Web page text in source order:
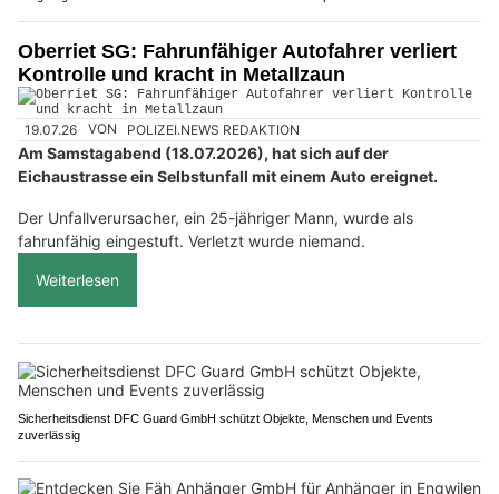
Oberriet SG: Fahrunfähiger Autofahrer verliert
Kontrolle und kracht in Metallzaun
19.07.26 VON POLIZEI.NEWS REDAKTION
Am Samstagabend (18.07.2026), hat sich auf der
Eichaustrasse ein Selbstunfall mit einem Auto ereignet.
Der Unfallverursacher, ein 25-jähriger Mann, wurde als
fahrunfähig eingestuft. Verletzt wurde niemand.
Weiterlesen
Sicherheitsdienst DFC Guard GmbH schützt Objekte, Menschen und Events
zuverlässig